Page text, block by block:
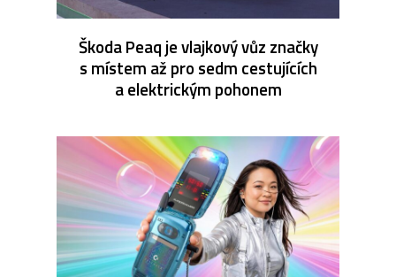
Škoda Peaq je vlajkový vůz značky
s místem až pro sedm cestujících
a elektrickým pohonem